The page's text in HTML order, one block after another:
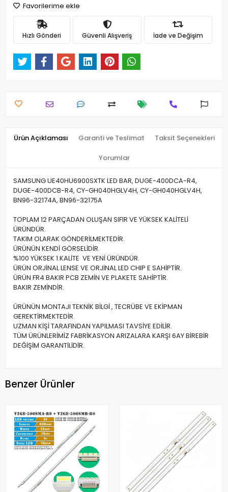
Favorilerime ekle
Hızlı Gönderi Güvenli Alışveriş İade ve Değişim
Ürün Açıklaması Garanti ve Teslimat Taksit Seçenekleri
Yorumlar
SAMSUNG UE40HU6900SXTK LED BAR, DUGE-400DCA-R4,
DUGE-400DCB-R4, CY-GH040HGLV4H, CY-GH040HGLV4H,
BN96-32174A, BN96-32175A
TOPLAM 12 PARÇADAN OLUŞAN SIFIR VE YÜKSEK KALİTELİ
ÜRÜNDÜR.
TAKIM OLARAK GÖNDERİLMEKTEDİR.
ÜRÜNÜN KENDİ GÖRSELİDİR.
%100 YÜKSEK 1.KALİTE VE YENİ ÜRÜNDÜR.
ÜRÜN ORJİNAL LENSE VE ORJİNAL LED CHIP E SAHİPTİR.
ÜRÜN FR4 BAKIR PCB ZEMİN VE PLAKETE SAHİPTİR.
BAKIR ZEMİNDİR.
ÜRÜNÜN MONTAJI TEKNİK BİLGİ , TECRÜBE VE EKİPMAN
GEREKTİRMEKTEDİR.
UZMAN KİŞİ TARAFINDAN YAPILMASI TAVSİYE EDİLİR.
TÜM ÜRÜNLERİMİZ FABRİKASYON ARIZALARA KARŞI 6AY BİREBİR
DEĞİŞİM GARANTİLİDİR.
Benzer Ürünler